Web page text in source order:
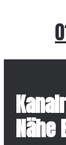
Nähe